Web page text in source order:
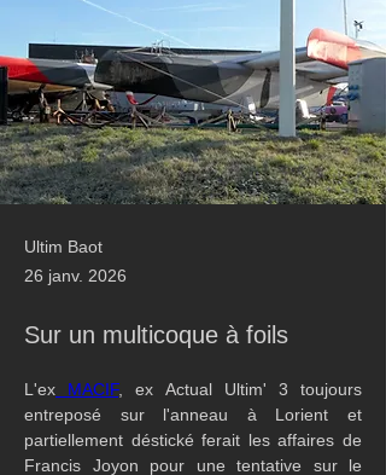
Ultim Baot
26 janv. 2026
Sur un multicoque à foils
L'ex MACIF, ex Actual Ultim' 3 toujours
entreposé sur l'anneau à Lorient et
partiellement déstické ferait les affaires de
Francis Joyon pour une tentative sur le